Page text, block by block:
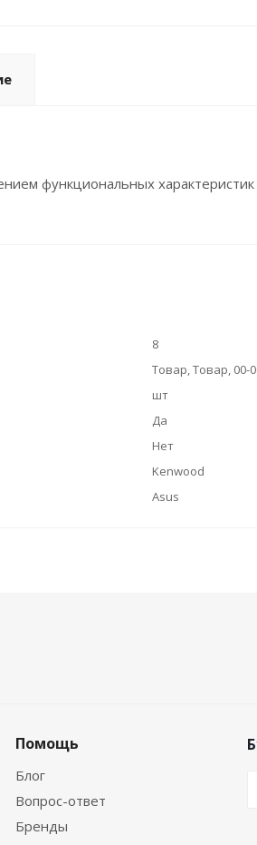
функциональных характеристик
8
Товар, Товар, 00-
шт
Да
Нет
Kenwood
Asus
Помощь
Блог
Вопрос-ответ
Бренды